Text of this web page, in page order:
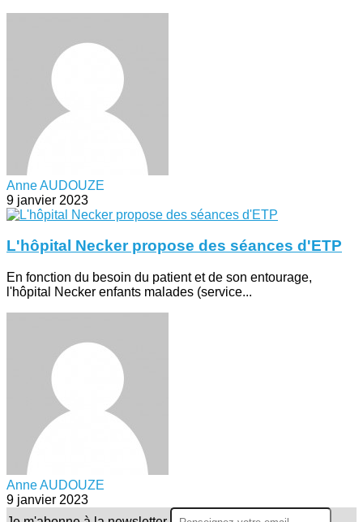
Anne AUDOUZE
9 janvier 2023
L'hôpital Necker propose des séances d'ETP
En fonction du besoin du patient et de son entourage,
l'hôpital Necker enfants malades (service...
Anne AUDOUZE
9 janvier 2023